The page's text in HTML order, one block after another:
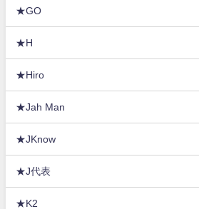
★GO
★H
★Hiro
★Jah Man
★JKnow
★J代表
★K2